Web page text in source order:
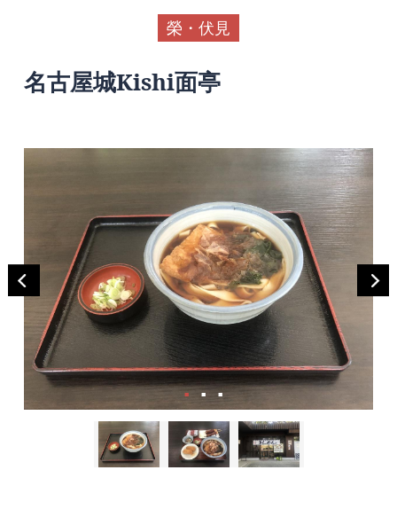
榮・伏見
名古屋城Kishi面亭